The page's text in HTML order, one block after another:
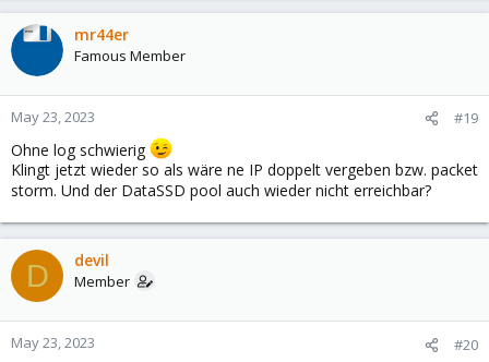
mr44er
Famous Member
May 23, 2023 #19
Ohne log schwierig
Klingt jetzt wieder so als wäre ne IP doppelt vergeben bzw. packet
storm. Und der DataSSD pool auch wieder nicht erreichbar?
D devil
Member
May 23, 2023 #20